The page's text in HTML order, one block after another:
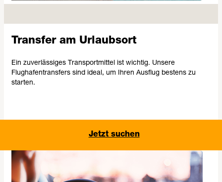
Transfer am Urlaubsort
Ein zuverlässiges Transportmittel ist wichtig. Unsere
Flughafentransfers sind ideal, um Ihren Ausflug bestens zu
starten.
Jetzt suchen